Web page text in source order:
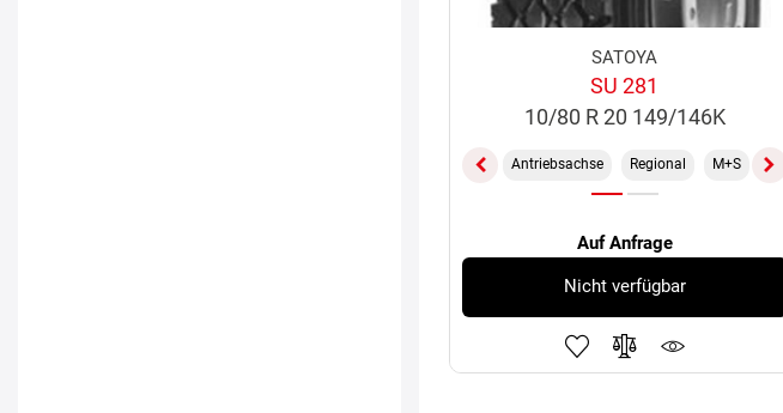
SATOYA
SU 281
10/80 R 20 149/146K
Antriebsachse Regional M+S TT
Auf Anfrage
Nicht verfügbar